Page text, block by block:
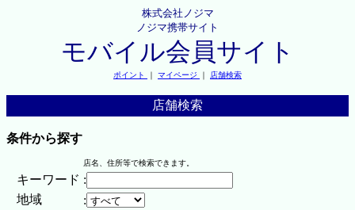
株式会社ノジマ
ノジマ携帯サイト
モバイル会員サイト
ポイント ｜ マイページ ｜ 店舗検索
店舗検索
条件から探す
店名、住所等で検索できます。
キーワード :
地域
: